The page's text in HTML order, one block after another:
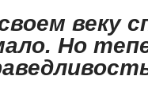
веку
Но